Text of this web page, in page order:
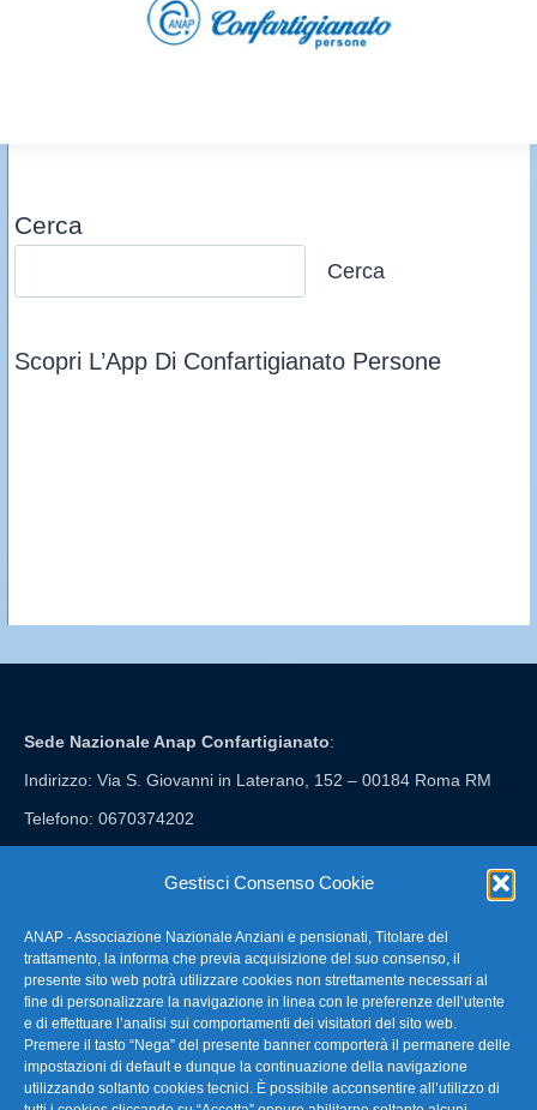
Gestisci Consenso Cookie
ANAP - Associazione Nazionale Anziani e pensionati, Titolare del
trattamento, la informa che previa acquisizione del suo consenso, il
presente sito web potrà utilizzare cookies non strettamente necessari al
fine di personalizzare la navigazione in linea con le preferenze dell’utente
e di effettuare l’analisi sui comportamenti dei visitatori del sito web.
Premere il tasto “Nega” del presente banner comporterà il permanere delle
impostazioni di default e dunque la continuazione della navigazione
utilizzando soltanto cookies tecnici. È possibile acconsentire all’utilizzo di
Cerca
Cerca
Scopri L’App Di Confartigianato Persone
Sede Nazionale Anap Confartigianato:
Indirizzo: Via S. Giovanni in Laterano, 152 – 00184 Roma RM
Telefono: 0670374202
FAQ – Domande Frequenti
La nostra Newsletter
Link Utili